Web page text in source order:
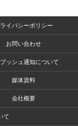
イバシーポリシー
お問い合わせ
ッシュ通知について
媒体資料
会社概要
て